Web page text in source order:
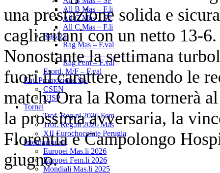
All B Mas – F.li
All C Mas – SF
All C Mas – F.li
Ragazzi
Rag Mas – F.val
______________________
Rag Fem – F.val
Esord. M/F – F.val
Enti Promozione Sp.
CSEN
UISP
Tornei
Trof. Reg.ni 2026 Fem
Trof. Reg.ni 2026 Mas
XII Eurochocolate Perugia
Internazionali
Europei Mas.li 2026
Europei Fem.li 2026
Mondiali Mas.li 2025
una prestazione solida e
cagliaritani con un netto 13-6.
Nonostante la settimana
fuori il carattere, tenendo le
match. Ora la Roma tornerà
la prossima avversaria, la
Florentia e Campolongo
giugno.